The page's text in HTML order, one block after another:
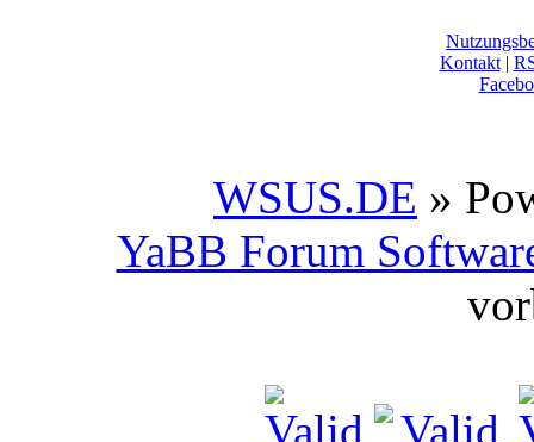
Kontakt|
WSUS.DE »
YaBB Forum